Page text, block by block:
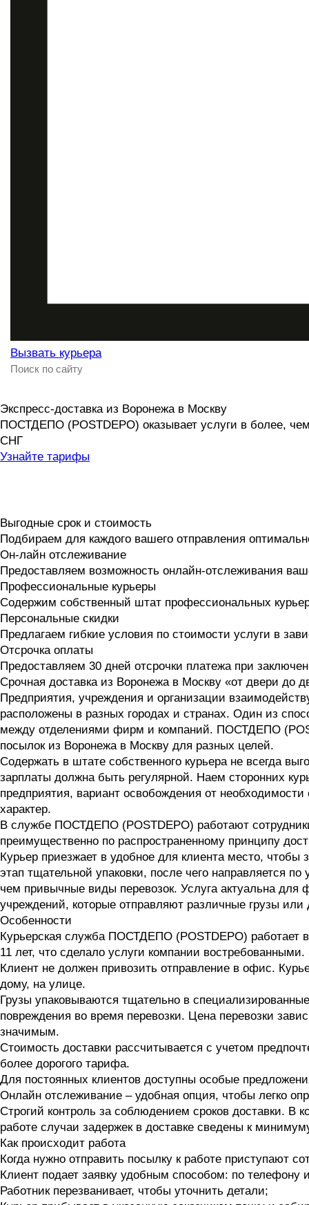
Вызвать курьера
Экспресс-доставка из Воронежа в Москву
ПОСТДЕПО (POSTDEPO) оказывает услуги в более,
СНГ
Узнайте тарифы
Выгодные срок и стоимость
Подбираем для каждого вашего отправления
Он-лайн отслеживание
Предоставляем возможность онлайн-отслеживания
Профессиональные курьеры
Содержим собственный штат профессиональных
Персональные скидки
Предлагаем гибкие условия по стоимости услуги в
Отсрочка оплаты
Предоставляем 30 дней отсрочки платежа при
Срочная доставка из Воронежа в Москву «от двери до
Предприятия, учреждения и организации
расположены в разных городах и странах. Один из
между отделениями фирм и компаний. ПОСТДЕПО
посылок из Воронежа в Москву для разных целей.
Содержать в штате собственного курьера не всегда
зарплаты должна быть регулярной. Наем сторонних
предприятия, вариант освобождения от
характер.
В службе ПОСТДЕПО (POSTDEPO) работают
преимущественно по распространенному принципу
Курьер приезжает в удобное для клиента место,
этап тщательной упаковки, после чего направляется
чем привычные виды перевозок. Услуга актуальна для
учреждений, которые отправляют различные грузы или
Особенности
Курьерская служба ПОСТДЕПО (POSTDEPO) работает
11 лет, что сделало услуги компании
Клиент не должен привозить отправление в офис.
дому, на улице.
Грузы упаковываются тщательно в
повреждения во время перевозки. Цена перевозки
значимым.
Стоимость доставки рассчитывается с учетом
более дорогого тарифа.
Для постоянных клиентов доступны особые
Онлайн отслеживание – удобная опция, чтобы легко
Строгий контроль за соблюдением сроков доставки. В
работе случаи задержек в доставке сведены к
Как происходит работа
Когда нужно отправить посылку к работе приступают
Клиент подает заявку удобным способом: по телефону
Работник перезванивает, чтобы уточнить детали;